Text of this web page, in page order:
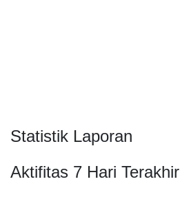
Statistik Laporan
Aktifitas 7 Hari Terakhir